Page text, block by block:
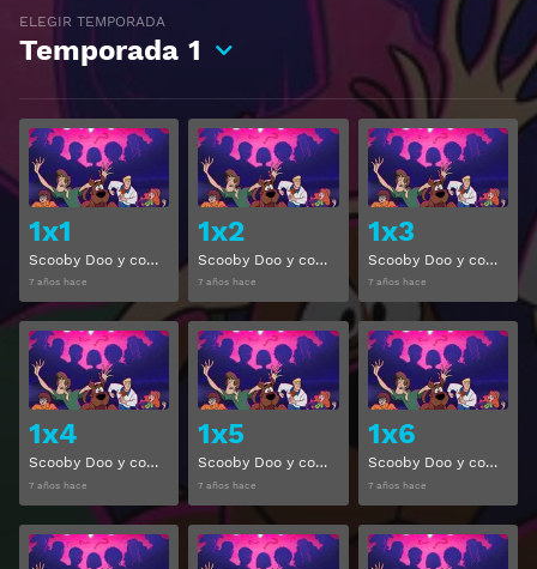
ELEGIR TEMPORADA
Temporada 1
1x1
Scooby Doo y compañía Temporada 1 Capitulo 1
7 años hace
Ver
1x2
Scooby Doo y compañía Temporada 1 Capitulo 2
7 años hace
Ver
1x3
Scooby Doo y compañía Temporada 1 Capitulo 3
7 años hace
1x4
Scooby Doo y compañía Temporada 1 Capitulo 4
7 años hace
Ver
1x5
Scooby Doo y compañía Temporada 1 Capitulo 5
7 años hace
Ver
1x6
Scooby Doo y compañía Temporada 1 Capitulo 6
7 años hace
Ver Ver